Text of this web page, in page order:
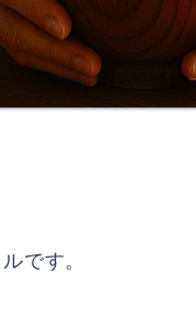
です。